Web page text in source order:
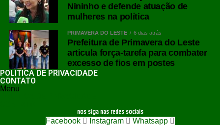
Nininho e defende atuação de
mulheres na política
PRIMAVERA DO LESTE 6 dias atrás
Prefeitura de Primavera do Leste
articula força-tarefa para combater
excesso de fios em postes
POLÍTICA DE PRIVACIDADE
CONTATO
Menu
nos siga nas redes sociais
Facebook Instagram
Whatsapp